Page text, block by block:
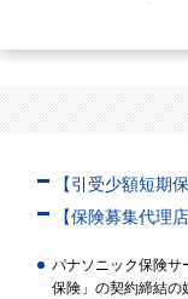
【引受少額短期
【保険募集代理
パナソニック保険
保険」の契約締結の